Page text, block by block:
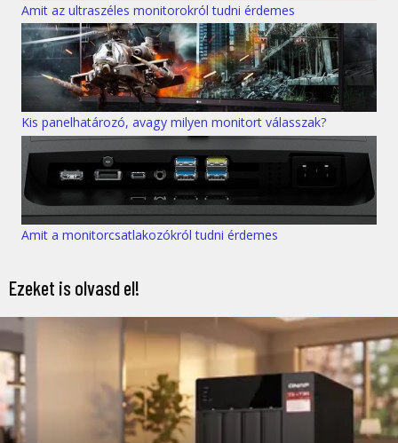
Amit az ultraszéles monitorokról tudni érdemes
Kis panelhatározó, avagy milyen monitort válasszak?
Amit a monitorcsatlakozókról tudni érdemes
Ezeket is olvasd el!